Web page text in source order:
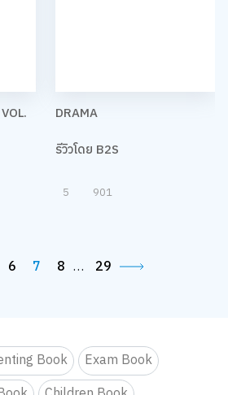
DRAMA
รีวิวโดย B2S
5 901
6 7 8 … 29
Book
Exam Book